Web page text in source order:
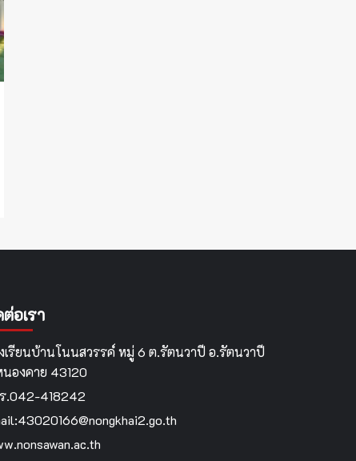
อเรา
เรียนบ้านโนนสวรรค์ หมู่ 6 ต.รัตนวาปี อ.รัตนวาปี
องคาย 43120
.042-418242